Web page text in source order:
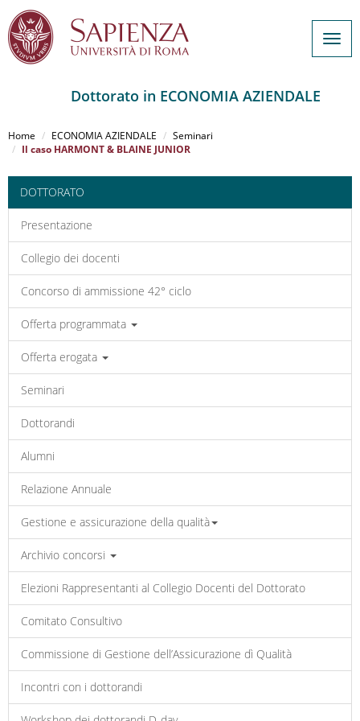
al
contenuto
Dottorato in ECONOMIA AZIENDALE
Home ECONOMIA AZIENDALE
Seminari
Il caso HARMONT & BLAINE JUNIOR
DOTTORATO
Presentazione
Collegio dei docenti
Concorso di ammissione 42° ciclo
Offerta programmata
Offerta erogata
Seminari
Dottorandi
Alumni
Relazione Annuale
Gestione e assicurazione della qualità
Archivio concorsi
Elezioni Rappresentanti al Collegio Docenti del Dottorato
Comitato Consultivo
Commissione di Gestione dell’Assicurazione dì Qualità
Incontri con i dottorandi